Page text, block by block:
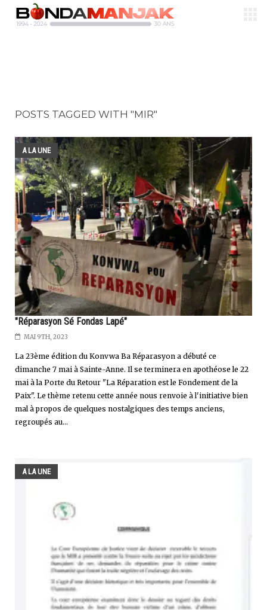
POSTS TAGGED WITH "MIR"
A LA UNE
"Réparasyon Sé Fondas Lapé"
MAI 9TH, 2023
La 23ème édition du Konvwa Ba Réparasyon a débuté ce
dimanche 7 mai à Sainte-Anne. Il se terminera en apothéose le 22
mai à la Porte du Retour "La Réparation est le Fondement de la
Paix". Le thème retenu cette année nous renvoie à l'initiative bien
mal à propos de quelques nostalgiques des temps anciens,
regroupés au...
A LA UNE